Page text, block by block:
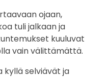
ojaan,
tuli jalkaan ja
kuuluvat
vain välittämättä.
kyllä selviävät ja